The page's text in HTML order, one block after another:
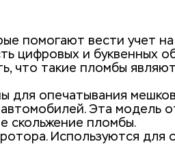
помогают вести учет
цифровых и буквенных
что такие пломбы
для опечатывания мешков
Эта модель
скольжение пломбы.
Используются для